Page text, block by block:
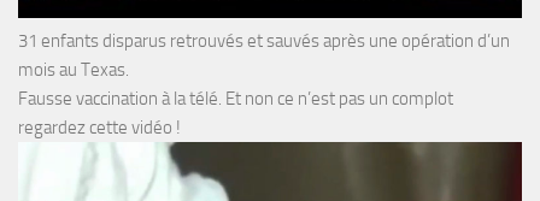
31 enfants disparus retrouvés et sauvés après une opération d’un
mois au Texas.
Fausse vaccination à la télé. Et non ce n’est pas un complot
regardez cette vidéo !